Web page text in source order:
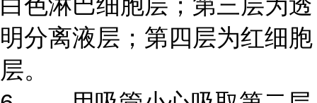
明分离液层；第四层为红细胞
层。